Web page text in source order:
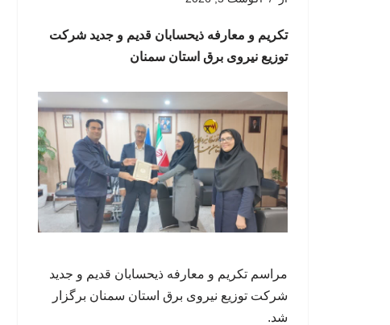
تکریم و معارفه ذیحسابان قدیم و جدید شرکت
توزیع نیروی برق استان سمنان
مراسم تکریم و معارفه ذیحسابان قدیم و جدید
شرکت توزیع نیروی برق استان سمنان برگزار
شد.